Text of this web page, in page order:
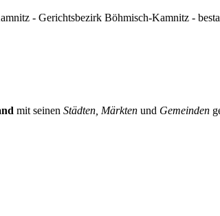
- Gerichtsbezirk Böhmisch-Kamnitz -
mit seinen Städten, Märkten und Gemeinden